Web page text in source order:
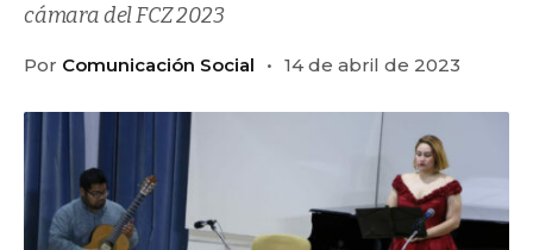
cámara del FCZ 2023
Por Comunicación Social 14 de abril de 2023